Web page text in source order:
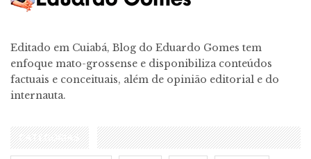
Editado em Cuiabá, Blog do Eduardo Gomes tem
enfoque mato-grossense e disponibiliza conteúdos
factuais e conceituais, além de opinião editorial e do
internauta.
CATEGORIAS